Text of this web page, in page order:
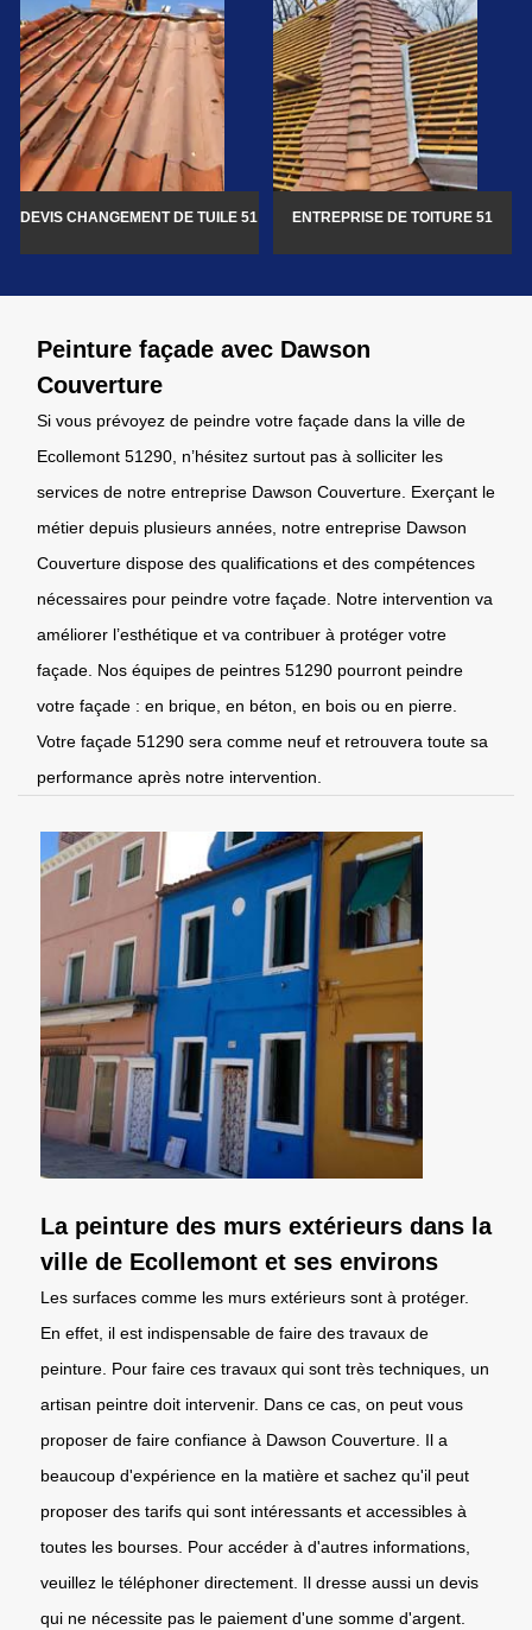
DEVIS CHANGEMENT DE TUILE 51 ENTREPRISE DE TOITURE 51
Peinture façade avec Dawson
Couverture
Si vous prévoyez de peindre votre façade dans la ville de
Ecollemont 51290, n’hésitez surtout pas à solliciter les
services de notre entreprise Dawson Couverture. Exerçant le
métier depuis plusieurs années, notre entreprise Dawson
Couverture dispose des qualifications et des compétences
nécessaires pour peindre votre façade. Notre intervention va
améliorer l’esthétique et va contribuer à protéger votre
façade. Nos équipes de peintres 51290 pourront peindre
votre façade : en brique, en béton, en bois ou en pierre.
Votre façade 51290 sera comme neuf et retrouvera toute sa
performance après notre intervention.
La peinture des murs extérieurs dans la
ville de Ecollemont et ses environs
Les surfaces comme les murs extérieurs sont à protéger.
En effet, il est indispensable de faire des travaux de
peinture. Pour faire ces travaux qui sont très techniques, un
artisan peintre doit intervenir. Dans ce cas, on peut vous
proposer de faire confiance à Dawson Couverture. Il a
beaucoup d'expérience en la matière et sachez qu'il peut
proposer des tarifs qui sont intéressants et accessibles à
toutes les bourses. Pour accéder à d'autres informations,
veuillez le téléphoner directement. Il dresse aussi un devis
qui ne nécessite pas le paiement d'une somme d'argent.